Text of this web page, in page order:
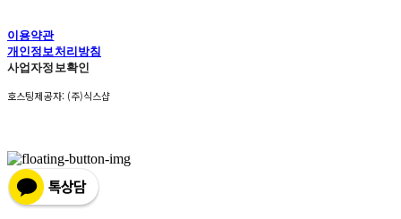
이용약관
개인정보처리방침
사업자정보확인
호스팅제공자: (주)식스샵